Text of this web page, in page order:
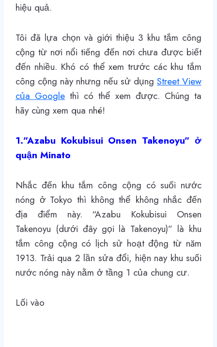
hiệu quả.
Tôi đã lựa chọn và giới thiệu 3 khu tắm công
cộng từ nơi nổi tiếng đến nơi chưa được biết
đến nhiều. Khó có thể xem trước các khu tắm
công cộng này nhưng nếu sử dụng Street View
của Google thì có thể xem được. Chúng ta
hãy cùng xem qua nhé!
1.”Azabu Kokubisui Onsen Takenoyu” ở
quận Minato
Nhắc đến khu tắm công cộng có suối nước
nóng ở Tokyo thì không thể không nhắc đến
địa điểm này. “Azabu Kokubisui Onsen
Takenoyu (dưới đây gọi là Takenoyu)” là khu
tắm công cộng có lịch sử hoạt động từ năm
1913. Trải qua 2 lần sửa đổi, hiện nay khu suối
nước nóng này nằm ở tầng 1 của chung cư.
Lối vào